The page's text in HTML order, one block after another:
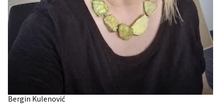
Bergin Kulenović